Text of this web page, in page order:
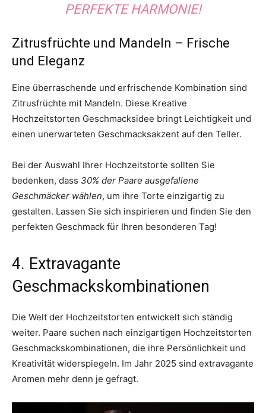
PERFEKTE HARMONIE!
Zitrusfrüchte und Mandeln – Frische
und Eleganz
Eine überraschende und erfrischende Kombination sind
Zitrusfrüchte mit Mandeln. Diese Kreative
Hochzeitstorten Geschmacksidee bringt Leichtigkeit und
einen unerwarteten Geschmacksakzent auf den Teller.
Bei der Auswahl Ihrer Hochzeitstorte sollten Sie
bedenken, dass 30% der Paare ausgefallene
Geschmäcker wählen, um ihre Torte einzigartig zu
gestalten. Lassen Sie sich inspirieren und finden Sie den
perfekten Geschmack für Ihren besonderen Tag!
4. Extravagante
Geschmackskombinationen
Die Welt der Hochzeitstorten entwickelt sich ständig
weiter. Paare suchen nach einzigartigen Hochzeitstorten
Geschmackskombinationen, die ihre Persönlichkeit und
Kreativität widerspiegeln. Im Jahr 2025 sind extravagante
Aromen mehr denn je gefragt.